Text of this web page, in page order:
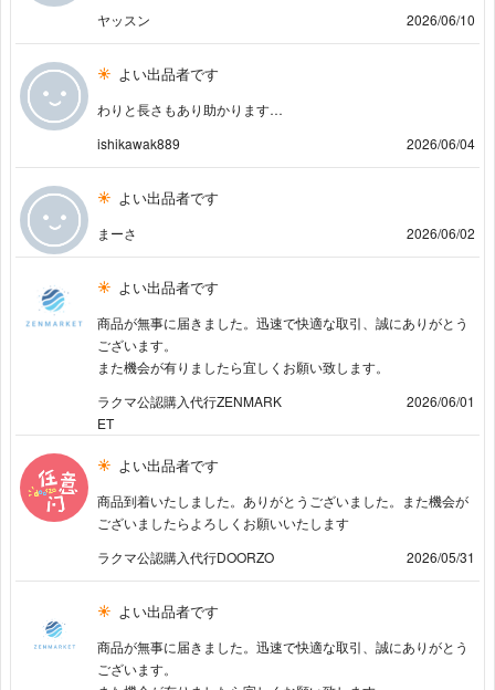
ヤッスン
2026/06/10
よい出品者です
わりと長さもあり助かります…
ishikawak889
2026/06/04
よい出品者です
まーさ 2026/06/02
よい出品者です
商品が無事に届きました。迅速で快適な取引、誠にありがとう
ございます。
また機会が有りましたら宜しくお願い致します。
ラクマ公認購入代行ZENMARK
ET
2026/06/01
よい出品者です
商品到着いたしました。ありがとうございました。また機会が
ございましたらよろしくお願いいたします
ラクマ公認購入代行DOORZO
2026/05/31
よい出品者です
商品が無事に届きました。迅速で快適な取引、誠にありがとう
ございます。